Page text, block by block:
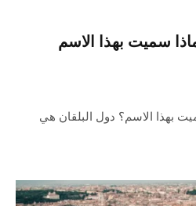
سميت بهذا الاسم
بهذا الاسم؟ دول البلقان هي